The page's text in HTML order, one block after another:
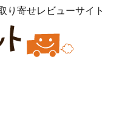
り寄せレビューサイト